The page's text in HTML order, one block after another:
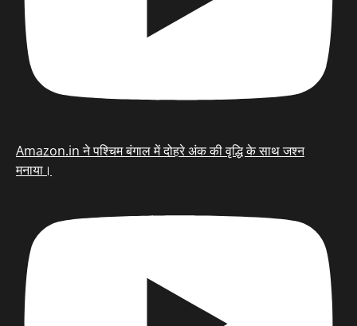
Amazon.in ने पश्चिम बंगाल में दोहरे अंक की वृद्धि के साथ जश्न
मनाया।